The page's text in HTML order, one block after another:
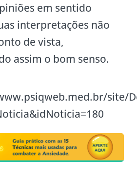
em sentido
interpretações não
de vista,
assim o bom senso.
site/